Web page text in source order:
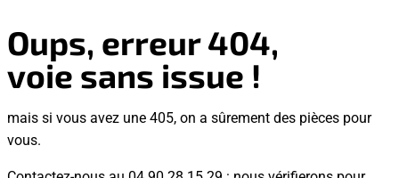
Oups, erreur 404,
voie sans issue !
mais si vous avez une 405, on a sûrement des pièces pour
vous.